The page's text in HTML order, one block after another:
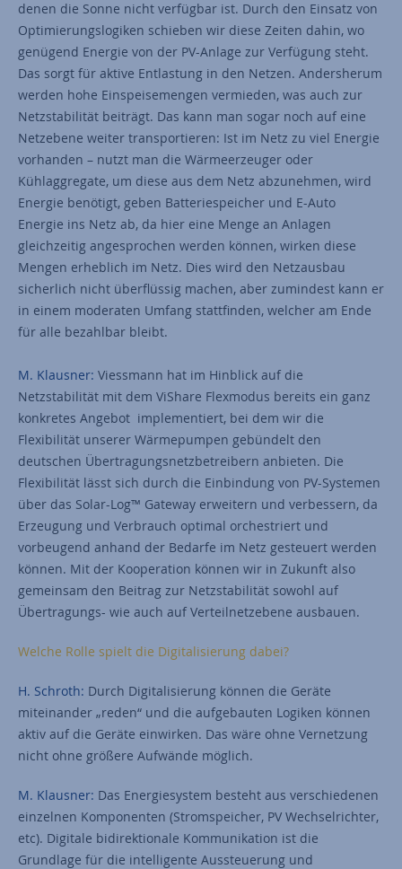
denen die Sonne nicht verfügbar ist. Durch den Einsatz von
Optimierungslogiken schieben wir diese Zeiten dahin, wo
genügend Energie von der PV-Anlage zur Verfügung steht.
Das sorgt für aktive Entlastung in den Netzen. Andersherum
werden hohe Einspeisemengen vermieden, was auch zur
Netzstabilität beiträgt. Das kann man sogar noch auf eine
Netzebene weiter transportieren: Ist im Netz zu viel Energie
vorhanden – nutzt man die Wärmeerzeuger oder
Kühlaggregate, um diese aus dem Netz abzunehmen, wird
Energie benötigt, geben Batteriespeicher und E-Auto
Energie ins Netz ab, da hier eine Menge an Anlagen
gleichzeitig angesprochen werden können, wirken diese
Mengen erheblich im Netz. Dies wird den Netzausbau
sicherlich nicht überflüssig machen, aber zumindest kann er
in einem moderaten Umfang stattfinden, welcher am Ende
für alle bezahlbar bleibt.
M. Klausner: Viessmann hat im Hinblick auf die
Netzstabilität mit dem ViShare Flexmodus bereits ein ganz
konkretes Angebot implementiert, bei dem wir die
Flexibilität unserer Wärmepumpen gebündelt den
deutschen Übertragungsnetzbetreibern anbieten. Die
Flexibilität lässt sich durch die Einbindung von PV-Systemen
über das Solar-Log™ Gateway erweitern und verbessern, da
Erzeugung und Verbrauch optimal orchestriert und
vorbeugend anhand der Bedarfe im Netz gesteuert werden
können. Mit der Kooperation können wir in Zukunft also
gemeinsam den Beitrag zur Netzstabilität sowohl auf
Übertragungs- wie auch auf Verteilnetzebene ausbauen.
Welche Rolle spielt die Digitalisierung dabei?
H. Schroth: Durch Digitalisierung können die Geräte
miteinander „reden“ und die aufgebauten Logiken können
aktiv auf die Geräte einwirken. Das wäre ohne Vernetzung
nicht ohne größere Aufwände möglich.
M. Klausner: Das Energiesystem besteht aus verschiedenen
einzelnen Komponenten (Stromspeicher, PV Wechselrichter,
etc). Digitale bidirektionale Kommunikation ist die
Grundlage für die intelligente Aussteuerung und